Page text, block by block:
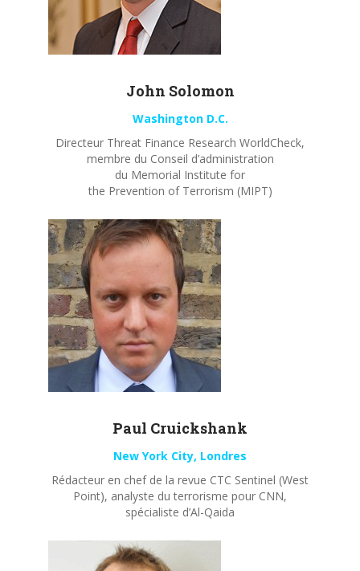
John Solomon
Washington D.C.
Directeur Threat Finance Research WorldCheck,
membre du Conseil d’administration
du Memorial Institute for
the Prevention of Terrorism (MIPT)
Paul Cruickshank
New York City, Londres
Rédacteur en chef de la revue CTC Sentinel (West
Point), analyste du terrorisme pour CNN,
spécialiste d’Al-Qaida